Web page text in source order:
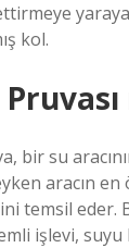
kol.
bir su
aracın en
temsil eder.
işlevi, suyu